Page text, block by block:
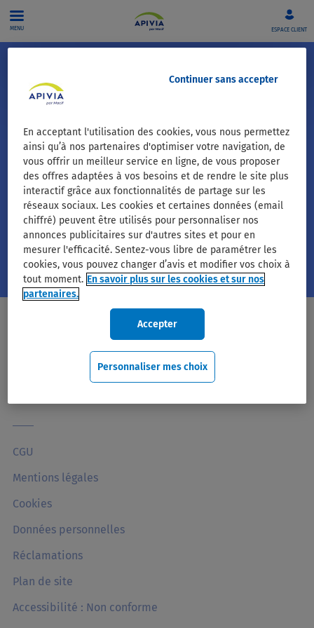
MENU ESPACE CLIENT
Votre message n'a pas été
transmis.
Nous n'avons pas trouvé l'adhérent
correspondant à votre saisie.
Merci de vous rapprocher de votre centre de
gestion au 05 46 45 04 04 (prix d’un appel local)
Qui sommes-nous ?
CGU
Mentions légales
Cookies
Données personnelles
Réclamations
Plan de site
Accessibilité : Non conforme
En acceptant l'utilisation des cookies, vous nous permettez
ainsi qu’à nos partenaires d'optimiser votre navigation, de
vous offrir un meilleur service en ligne, de vous proposer
des offres adaptées à vos besoins et de rendre le site plus
interactif grâce aux fonctionnalités de partage sur les
réseaux sociaux. Les cookies et certaines données (email
chiffré) peuvent être utilisés pour personnaliser nos
annonces publicitaires sur d'autres sites et pour en
mesurer l'efficacité. Sentez-vous libre de paramétrer les
cookies, vous pouvez changer d’avis et modifier vos choix à
tout moment. En savoir plus sur les cookies et sur nos
partenaires.
Continuer sans accepter
Accepter
Personnaliser mes choix